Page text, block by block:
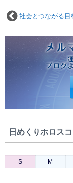
社会とつながる目
日めくりホロス
S M